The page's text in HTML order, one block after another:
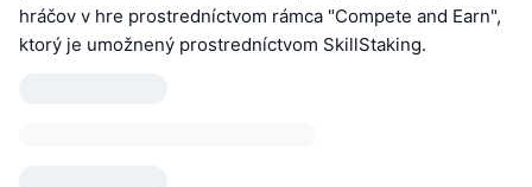
hráčov v hre prostredníctvom rámca "Compete and Earn",
ktorý je umožnený prostredníctvom SkillStaking.